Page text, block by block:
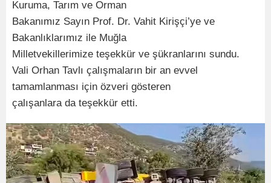
Kuruma, Tarım ve Orman
Bakanımız Sayın Prof. Dr. Vahit Kirişçi’ye ve
Bakanlıklarımız ile Muğla
Milletvekillerimize teşekkür ve şükranlarını sundu.
Vali Orhan Tavlı çalışmaların bir an evvel
tamamlanması için özveri gösteren
çalışanlara da teşekkür etti.